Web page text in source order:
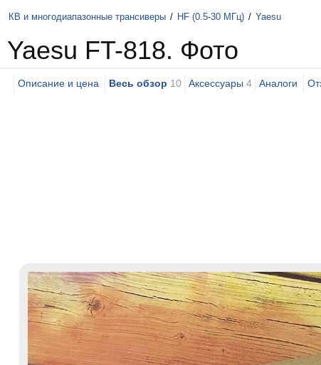
КВ и многодиапазонные трансиверы / HF (0.5-30 МГц) / Yaesu
Yaesu FT-818. Фото
Описание и цена Весь обзор 10 Аксессуары 4 Аналоги